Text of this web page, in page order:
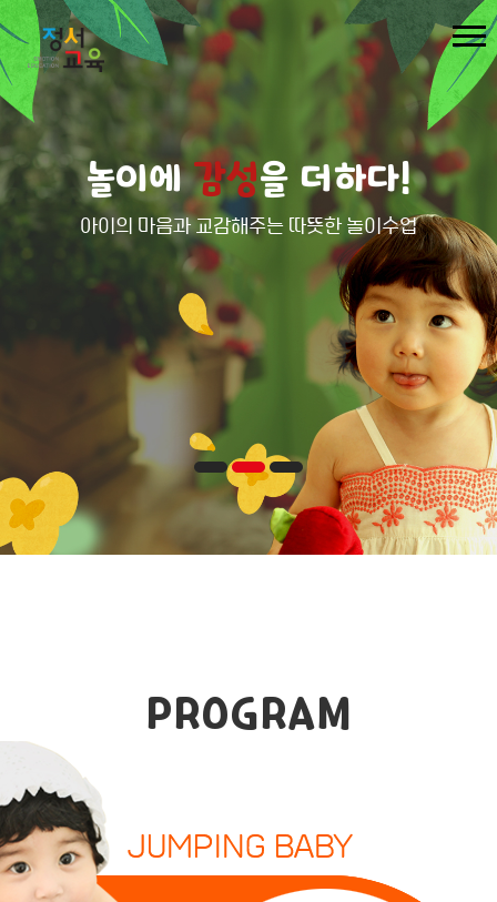
놀이에감성을 더하다!
아이의 마음과 교감해주는 따뜻한 놀이수업
PROGRAM